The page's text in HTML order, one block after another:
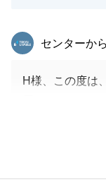
東急リバブル
センターか
H様、この度は
無事にご決済
し、H様が柔軟